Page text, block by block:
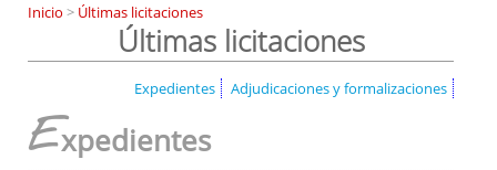
Inicio > Últimas licitaciones
Últimas licitaciones
Expedientes Adjudicaciones y formalizaciones
Expedientes